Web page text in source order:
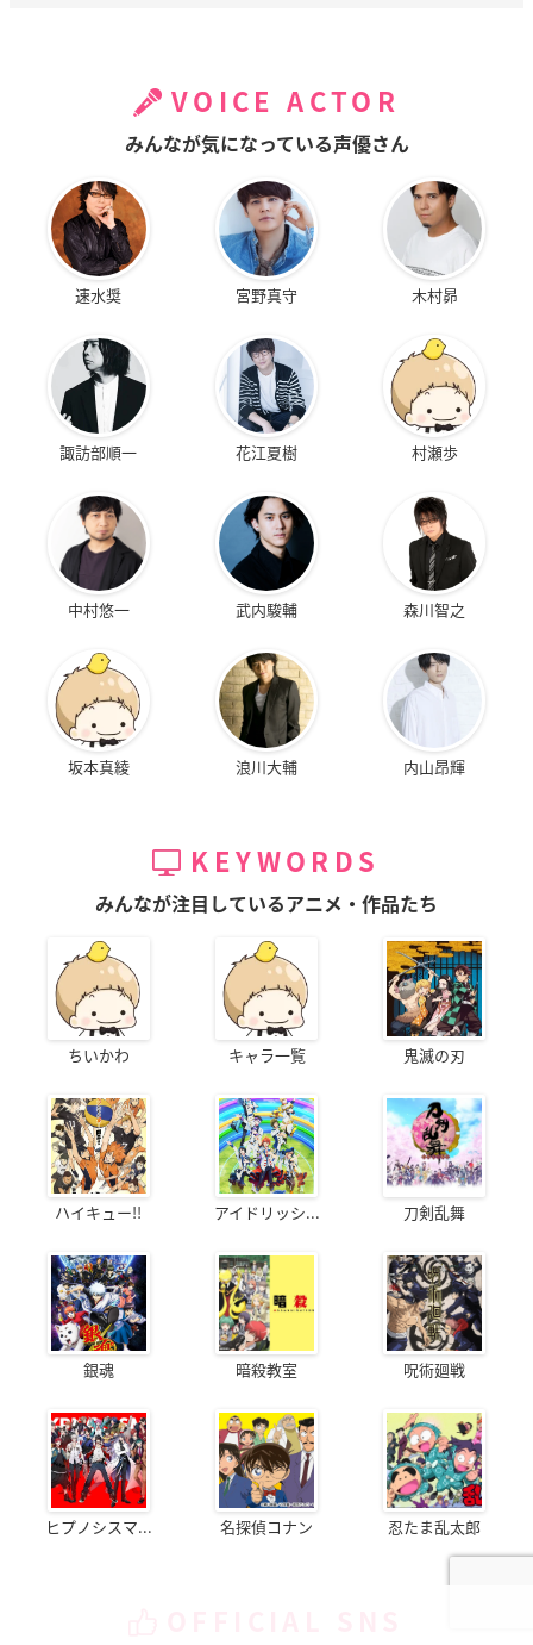
VOICE ACTOR
みんなが気になっている声優さん
速水奨 宮野真守 木村昴
諏訪部順一 花江夏樹 村瀬歩
中村悠一 武内駿輔 森川智之
坂本真綾 浪川大輔 内山昂輝
KEYWORDS
みんなが注目しているアニメ・作品たち
ちいかわ キャラ一覧 鬼滅の刃
ハイキュー!! アイドリッシ... 刀剣乱舞
銀魂 暗殺教室 呪術廻戦
ヒプノシスマ... 名探偵コナン 忍たま乱太郎